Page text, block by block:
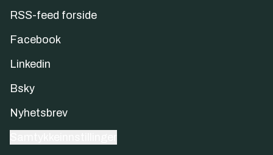
RSS-feed forside
Facebook
Linkedin
Bsky
Nyhetsbrev